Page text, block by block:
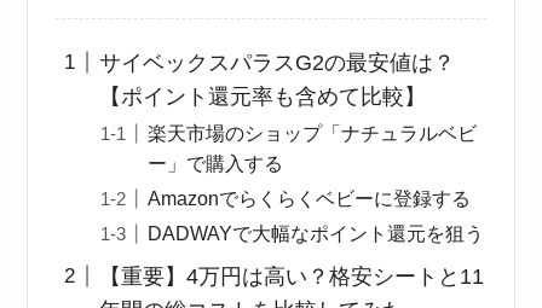
サイベックスパラスG2の最安値は？
【ポイント還元率も含めて比較】
楽天市場のショップ「ナチュラルベビ
ー」で購入する
Amazonでらくらくベビーに登録する
DADWAYで大幅なポイント還元を狙う
【重要】4万円は高い？格安シートと11